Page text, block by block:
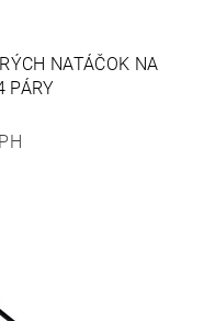
NATÁČOK NA
PÁRY